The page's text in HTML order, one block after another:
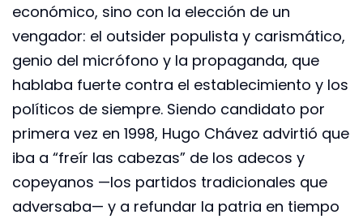
económico, sino con la elección de un
vengador: el outsider populista y carismático,
genio del micrófono y la propaganda, que
hablaba fuerte contra el establecimiento y los
políticos de siempre. Siendo candidato por
primera vez en 1998, Hugo Chávez advirtió que
iba a “freír las cabezas” de los adecos y
copeyanos —los partidos tradicionales que
adversaba— y a refundar la patria en tiempo